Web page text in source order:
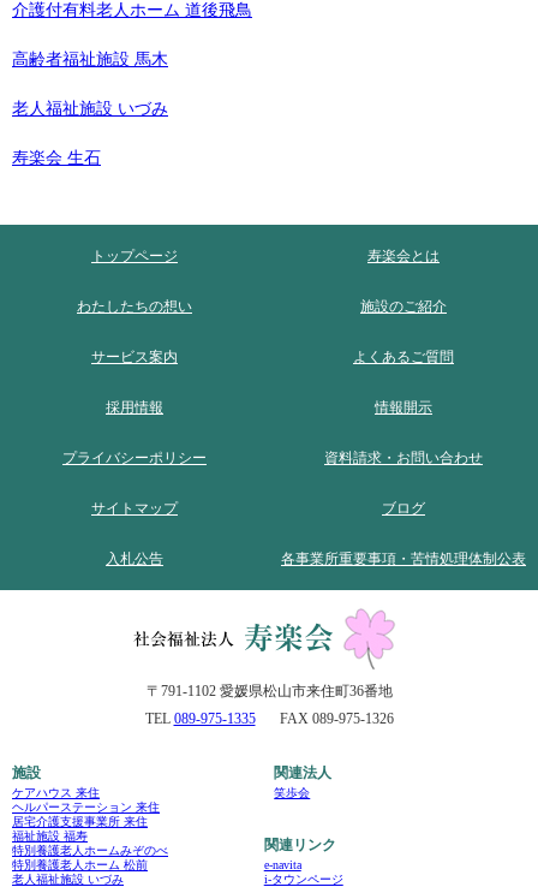
介護付有料老人ホーム 道後飛鳥
高齢者福祉施設 馬木
老人福祉施設 いづみ
寿楽会 生石
トップページ 寿楽会とは
わたしたちの想い 施設のご紹介
サービス案内 よくあるご質問
採用情報 情報開示
プライバシーポリシー 資料請求・お問い合わせ
サイトマップ ブログ
入札公告 各事業所重要事項・苦情処理体制公表
〒791-1102 愛媛県松山市来住町36番地
TEL 089-975-1335 FAX 089-975-1326
施設
ケアハウス 来住
ヘルパーステーション 来住
居宅介護支援事業所 来住
福祉施設 福寿
特別養護老人ホームみぞのべ
特別養護老人ホーム 松前
老人福祉施設 いづみ
関連法人
笑歩会
関連リンク
e-navita
i-タウンページ